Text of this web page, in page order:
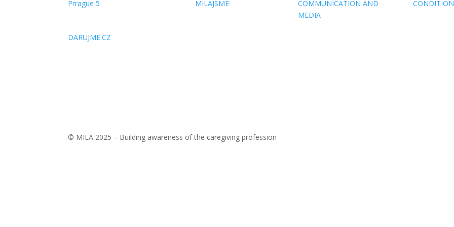
Prrague 5
DARUJME.CZ
MILAJSME
COMMUNICATION AND
MEDIA
© MILA 2025 – Building awareness of the caregiving profession